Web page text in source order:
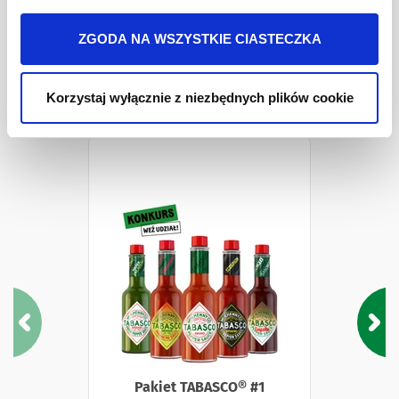
Więcej informacji o przetwarzaniu danych osobowych
ZGODA NA WSZYSTKIE CIASTECZKA
Korzystaj wyłącznie z niezbędnych plików cookie
przyprawy
Pakiety i Zestawy
Pakiet TABASCO® #1